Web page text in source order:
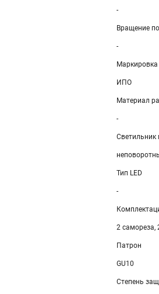
-
Вращение
-
Маркировка
ИПО
Материал
-
Тип LED
-
2 самореза,
Патрон
GU10
Степень